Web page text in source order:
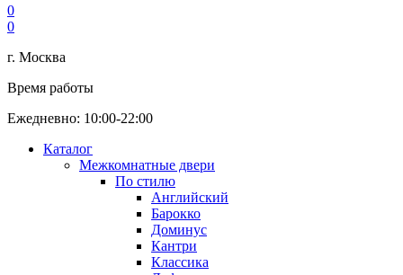
0
0
г. Москва
Время работы
Ежедневно: 10:00-22:00
Каталог
Межкомнатные двери
По стилю
Английский
Барокко
Доминус
Кантри
Классика